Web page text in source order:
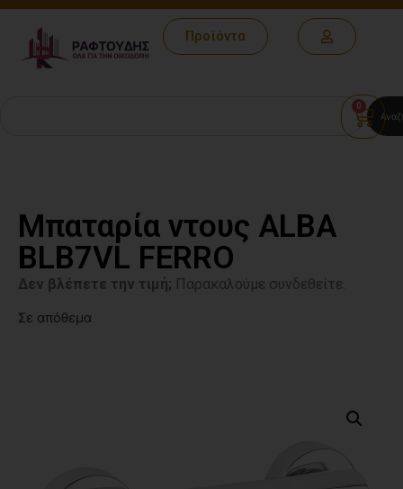
Προϊόντα
0
Μπαταρία ντους ALBA
BLB7VL FERRO
Δεν βλέπετε την τιμή; Παρακαλούμε συνδεθείτε.
Σε απόθεμα